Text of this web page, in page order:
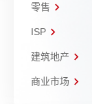
零售
ISP
建筑地产
商业市场